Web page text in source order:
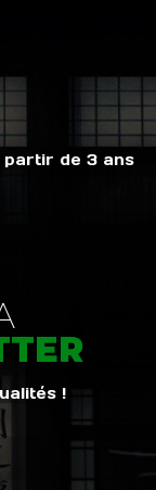
partir de 3 ans
!